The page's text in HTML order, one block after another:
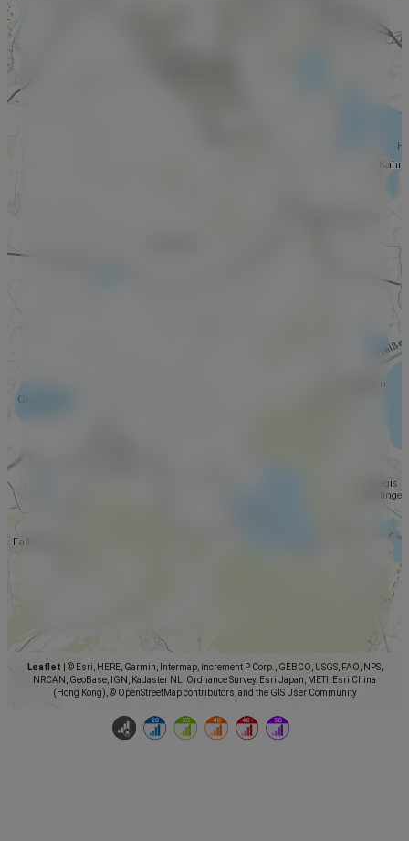
Leaflet
© Esri, HERE, Garmin, Intermap, increment P Corp., GEBCO, USGS, FAO, NPS,
NRCAN, GeoBase, IGN, Kadaster NL, Ordnance Survey, Esri Japan, METI, Esri China
(Hong Kong), © OpenStreetMap contributors, and the GIS User Community